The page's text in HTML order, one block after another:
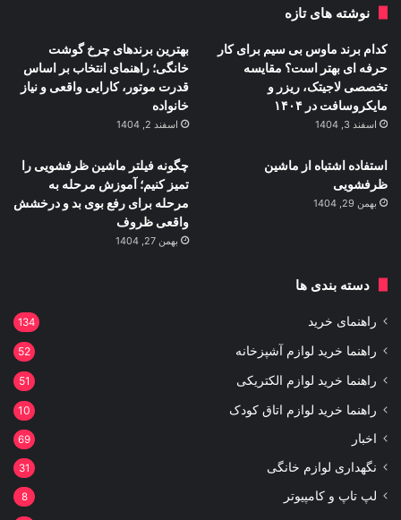
نوشته های تازه
کدام برند ماوس بی سیم برای کار
حرفه ای بهتر است؟ مقایسه
تخصصی لاجیتک، ریزر و
مایکروسافت در ۱۴۰۴
اسفند 3, 1404
بهترین برندهای چرخ گوشت
خانگی؛ راهنمای انتخاب بر اساس
قدرت موتور، کارایی واقعی و نیاز
خانواده
اسفند 2, 1404
استفاده اشتباه از ماشین
ظرفشویی
بهمن 29, 1404
چگونه فیلتر ماشین ظرفشویی را
تمیز کنیم؛ آموزش مرحله به
مرحله برای رفع بوی بد و درخشش
واقعی ظروف
بهمن 27, 1404
دسته بندی ها
راهنمای خرید 134
راهنما خرید لوازم آشپزخانه 52
راهنما خرید لوازم الکتریکی 51
راهنما خرید لوازم اتاق کودک 10
اخبار 69
نگهداری لوازم خانگی 31
لپ تاپ و کامپیوتر 8